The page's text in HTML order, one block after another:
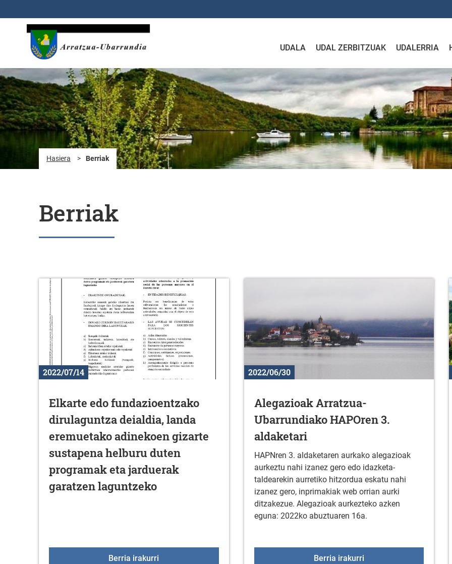
UDALA UDAL ZERBITZUAK UDALERRIA
Hasiera > Berriak
Berriak
2022/07/14
Elkarte edo fundazioentzako
dirulaguntza deialdia, landa
eremuetako adinekoen gizarte
sustapena helburu duten
programak eta jarduerak
garatzen laguntzeko
Berria irakurri Elkarte edo fundazioentzako dirulaguntza deialdia, landa eremuetako
2022/06/30
Alegazioak Arratzua-
Ubarrundiako HAPOren 3.
aldaketari
HAPNren 3. aldaketaren aurkako alegazioak
aurkeztu nahi izanez gero edo idazketa-
taldearekin aurretiko hitzordua eskatu nahi
izanez gero, inprimakiak web orrian aurki
ditzakezue. Alegazioak aurkezteko azken
eguna: 2022ko abuztuaren 16a.
Berria irakurriAlegazioak Arratzua-